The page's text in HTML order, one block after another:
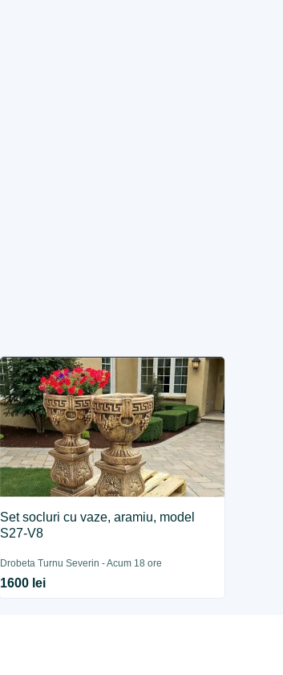
Set socluri cu vaze, aramiu, model
S27-V8
Drobeta Turnu Severin - Acum 18 ore
1600 lei